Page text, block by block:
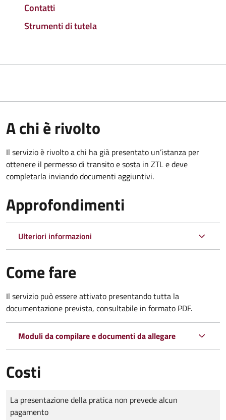
Contatti
Strumenti di tutela
A chi è rivolto
Il servizio è rivolto a chi ha già presentato un’istanza per
ottenere il permesso di transito e sosta in ZTL e deve
completarla inviando documenti aggiuntivi.
Approfondimenti
Ulteriori informazioni
Come fare
Il servizio può essere attivato presentando tutta la
documentazione prevista, consultabile in formato PDF.
Moduli da compilare e documenti da allegare
Costi
Tipo di pagamento
Importo
La presentazione della pratica non prevede alcun
pagamento